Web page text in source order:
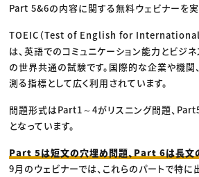
Part 5&6の内容に関する無料ウェビナーを実
TOEIC（Test of English for
は、英語でのコミュニケーション能力とビジ
の世界共通の試験です。国際的な企業や機関
測る指標として広く利用されています。
問題形式はPart1～4がリスニング問題、
となっています。
Part 5は短文の穴埋め問題、Part 6は長文
9月のウェビナーでは、これらのパートで特に